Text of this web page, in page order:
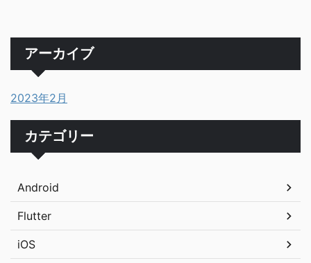
アーカイブ
2023年2月
カテゴリー
Android
Flutter
iOS